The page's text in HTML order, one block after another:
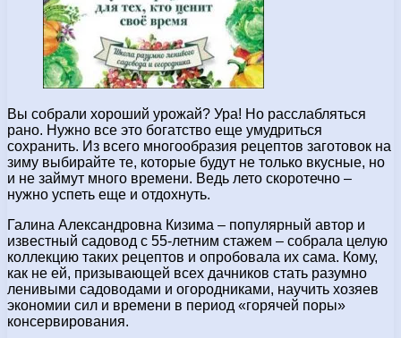
Вы собрали хороший урожай? Ура! Но расслабляться
рано. Нужно все это богатство еще умудриться
сохранить. Из всего многообразия рецептов заготовок на
зиму выбирайте те, которые будут не только вкусные, но
и не займут много времени. Ведь лето скоротечно –
нужно успеть еще и отдохнуть.
Галина Александровна Кизима – популярный автор и
известный садовод с 55-летним стажем – собрала целую
коллекцию таких рецептов и опробовала их сама. Кому,
как не ей, призывающей всех дачников стать разумно
ленивыми садоводами и огородниками, научить хозяев
экономии сил и времени в период «горячей поры»
консервирования.